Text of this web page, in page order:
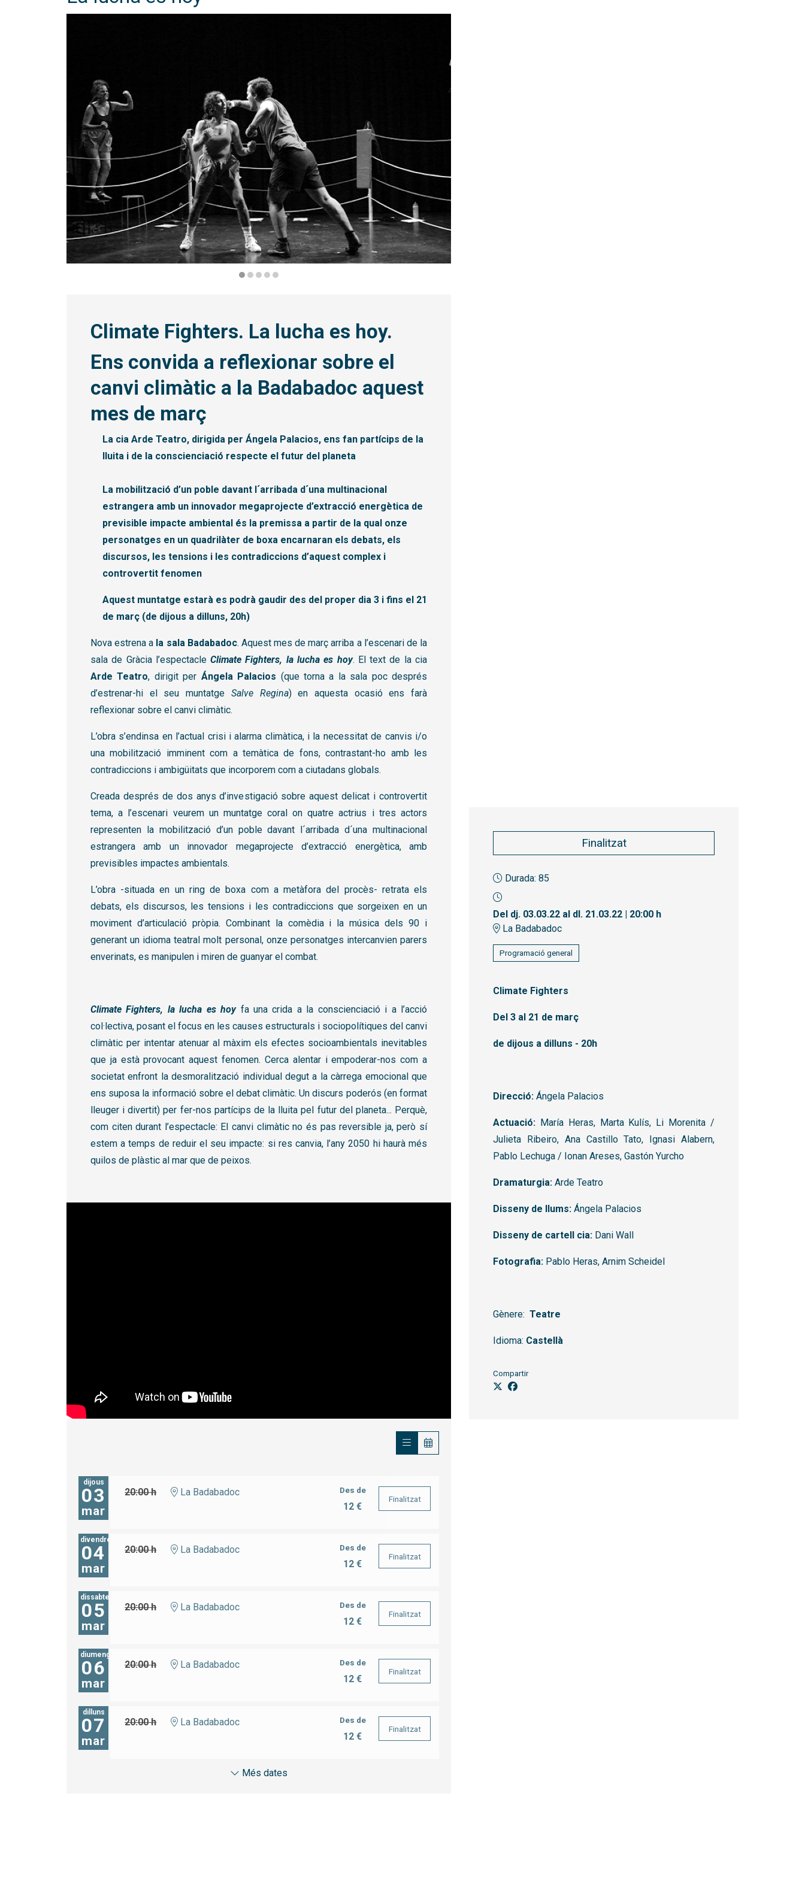
Finalitzat
Durada: 85
Del dj. 03.03.22 al dl. 21.03.22 | 20:00 h
La Badabadoc
Programació general
Climate Fighters
Del 3 al 21 de març
de dijous a dilluns - 20h
Direcció: Ángela Palacios
Actuació: María Heras, Marta Kulís, Li Morenita /
Julieta Ribeiro, Ana Castillo Tato, Ignasi Alabern,
Pablo Lechuga / Ionan Areses, Gastón Yurcho
Dramaturgia: Arde Teatro
Disseny de llums: Ángela Palacios
Disseny de cartell cia: Dani Wall
Fotografia: Pablo Heras, Arnim Scheidel
Gènere: Teatre
Idioma: Castellà
Compartir
Climate Fighters. La lucha es hoy.
Ens convida a reflexionar sobre el
canvi climàtic a la Badabadoc aquest
mes de març
La cia Arde Teatro, dirigida per Ángela Palacios, ens fan partícips de la
lluita i de la conscienciació respecte el futur del planeta
La mobilització d’un poble davant l´arribada d´una multinacional
estrangera amb un innovador megaprojecte d’extracció energètica de
previsible impacte ambiental és la premissa a partir de la qual onze
personatges en un quadrilàter de boxa encarnaran els debats, els
discursos, les tensions i les contradiccions d’aquest complex i
controvertit fenomen
Aquest muntatge estarà es podrà gaudir des del proper dia 3 i fins el 21
de març (de dijous a dilluns, 20h)
Nova estrena a la sala Badabadoc. Aquest mes de març arriba a l’escenari de la
sala de Gràcia l’espectacleClimate Fighters, la lucha es hoy. El text de la cia
Arde Teatro, dirigit per Ángela Palacios (que torna a la sala poc després
d’estrenar-hi el seu muntatge Salve Regina) en aquesta ocasió ens farà
reflexionar sobre el canvi climàtic.
L’obra s’endinsa en l’actual crisi i alarma climàtica, i la necessitat de canvis i/o
una mobilització imminent com a temàtica de fons, contrastant-ho amb les
contradiccions i ambigüitats que incorporem com a ciutadans globals.
Creada després de dos anys d’investigació sobre aquest delicat i controvertit
tema, a l’escenari veurem un muntatge coral on quatre actrius i tres actors
representen la mobilització d’un poble davant l´arribada d´una multinacional
estrangera amb un innovador megaprojecte d’extracció energètica, amb
previsibles impactes ambientals.
L’obra -situada en un ring de boxa com a metàfora del procès- retrata els
debats, els discursos, les tensions i les contradiccions que sorgeixen en un
moviment d’articulació pròpia. Combinant la comèdia i la música dels 90 i
generant un idioma teatral molt personal, onze personatges intercanvien parers
enverinats, es manipulen i miren de guanyar el combat.
Climate Fighters, la lucha es hoyfa una crida a la conscienciació i a l’acció
col·lectiva, posant el focus en les causes estructurals i sociopolítiques del canvi
climàtic per intentar atenuar al màxim els efectes socioambientals inevitables
que ja està provocant aquest fenomen. Cerca alentar i empoderar-nos com a
societat enfront la desmoralització individual degut a la càrrega emocional que
ens suposa la informació sobre el debat climàtic. Un discurs poderós (en format
lleuger i divertit) per fer-nos partícips de la lluita pel futur del planeta... Perquè,
com citen durant l’espectacle: El canvi climàtic no és pas reversible ja, però sí
estem a temps de reduir el seu impacte: si res canvia, l’any 2050 hi haurà més
quilos de plàstic al mar que de peixos.
dijous
03
mar
20:00 h La Badabadoc Des de
12 €
Finalitzat
divendres
04
mar
20:00 h La Badabadoc Des de
12 €
Finalitzat
dissabte
05
mar
20:00 h La Badabadoc Des de
12 €
Finalitzat
diumenge
06
mar
20:00 h La Badabadoc Des de
12 €
Finalitzat
dilluns
07
mar
20:00 h La Badabadoc Des de
12 €
Finalitzat
Més dates